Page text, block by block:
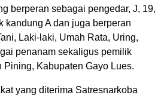
berperan sebagai pengedar, J, 19,
kandung A dan juga berperan
Laki-laki, Umah Rata, Uring,
penanam sekaligus pemilik
Pining, Kabupaten Gayo Lues.
yang diterima Satresnarkoba